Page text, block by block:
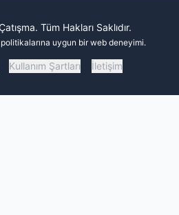
Tüm Hakları Saklıdır.
uygun bir web deneyimi.
Kullanım Şartları İletişim